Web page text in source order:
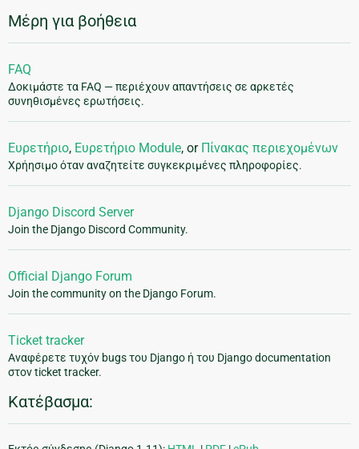
Μέρη για βοήθεια
FAQ
Δοκιμάστε τα FAQ — περιέχουν απαντήσεις σε αρκετές
συνηθισμένες ερωτήσεις.
Ευρετήριο, Ευρετήριο Module, or Πίνακας περιεχομένων
Χρήησιμο όταν αναζητείτε συγκεκριμένες πληροφορίες.
Django Discord Server
Join the Django Discord Community.
Official Django Forum
Join the community on the Django Forum.
Ticket tracker
Αναφέρετε τυχόν bugs του Django ή του Django documentation
στον ticket tracker.
Κατέβασμα: